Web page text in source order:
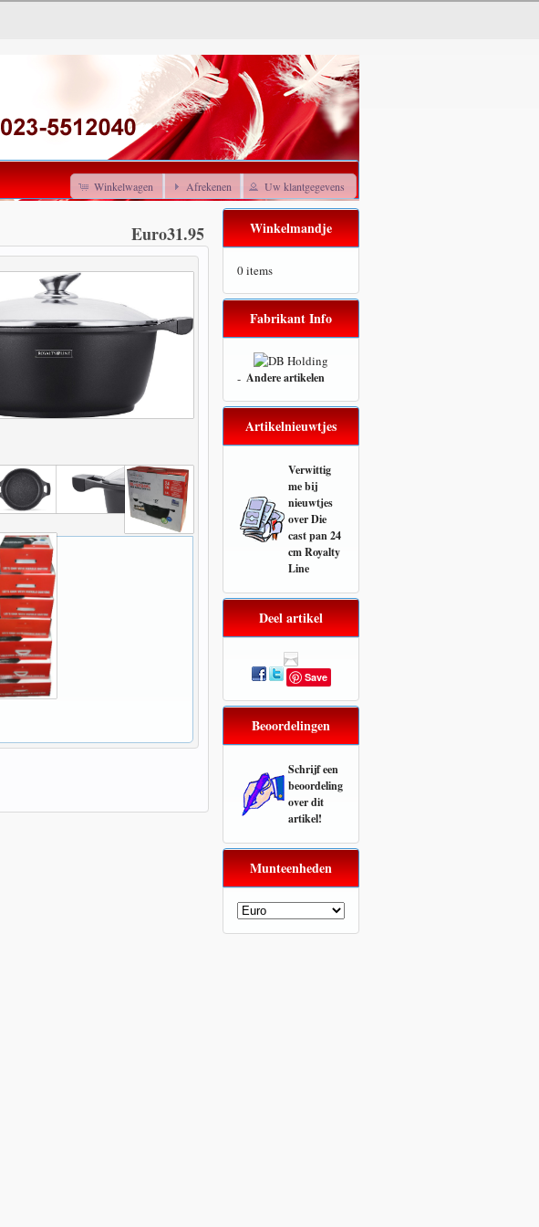
Winkelwagen Afrekenen Uw klantgegevens
Euro31.95 Winkelmandje
0 items
Fabrikant Info
- Andere artikelen
Artikelnieuwtjes
Verwittig
me bij
nieuwtjes
overDie
cast pan 24
cm Royalty
Line
Deel artikel
Save
Beoordelingen
Schrijf een
beoordeling
over dit
artikel!
Munteenheden